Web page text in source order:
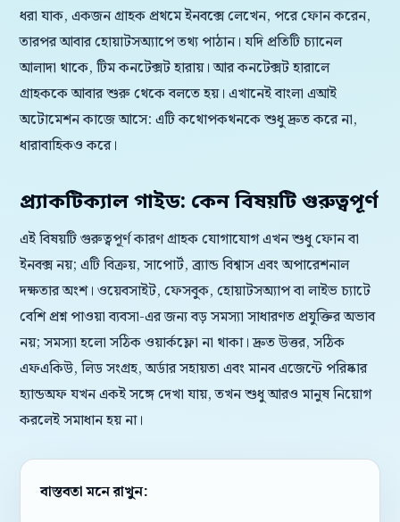
ধরা যাক, একজন গ্রাহক প্রথমে ইনবক্সে লেখেন, পরে ফোন করেন,
তারপর আবার হোয়াটসঅ্যাপে তথ্য পাঠান। যদি প্রতিটি চ্যানেল
আলাদা থাকে, টিম কনটেক্সট হারায়। আর কনটেক্সট হারালে
গ্রাহককে আবার শুরু থেকে বলতে হয়। এখানেই বাংলা এআই
অটোমেশন কাজে আসে: এটি কথোপকথনকে শুধু দ্রুত করে না,
ধারাবাহিকও করে।
প্র্যাকটিক্যাল গাইড: কেন বিষয়টি গুরুত্বপূর্ণ
এই বিষয়টি গুরুত্বপূর্ণ কারণ গ্রাহক যোগাযোগ এখন শুধু ফোন বা
ইনবক্স নয়; এটি বিক্রয়, সাপোর্ট, ব্র্যান্ড বিশ্বাস এবং অপারেশনাল
দক্ষতার অংশ। ওয়েবসাইট, ফেসবুক, হোয়াটসঅ্যাপ বা লাইভ চ্যাটে
বেশি প্রশ্ন পাওয়া ব্যবসা-এর জন্য বড় সমস্যা সাধারণত প্রযুক্তির অভাব
নয়; সমস্যা হলো সঠিক ওয়ার্কফ্লো না থাকা। দ্রুত উত্তর, সঠিক
এফএকিউ, লিড সংগ্রহ, অর্ডার সহায়তা এবং মানব এজেন্টে পরিষ্কার
হ্যান্ডঅফ যখন একই সঙ্গে দেখা যায়, তখন শুধু আরও মানুষ নিয়োগ
করলেই সমাধান হয় না।
বাস্তবতা মনে রাখুন: